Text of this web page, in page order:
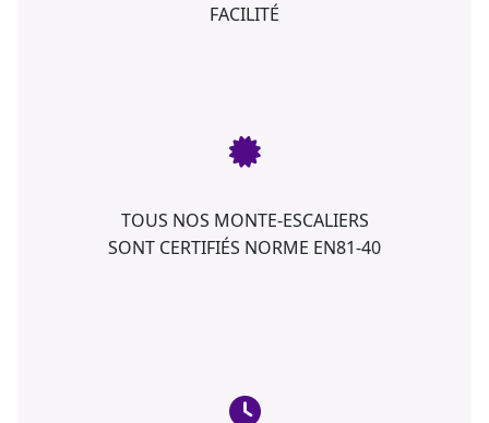
FACILITÉ
TOUS NOS MONTE-ESCALIERS
SONT CERTIFIÉS NORME EN81-40